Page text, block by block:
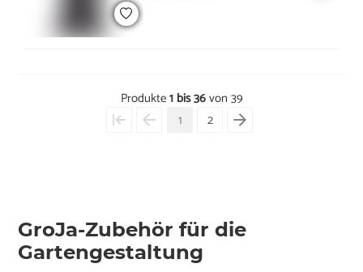
Produkte1 bis 36von 39
1
2
GroJa-Zubehör für die
Gartengestaltung